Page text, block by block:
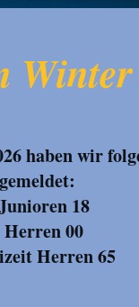
haben wir
gemeldet:
18
Herren 00
Herren 65